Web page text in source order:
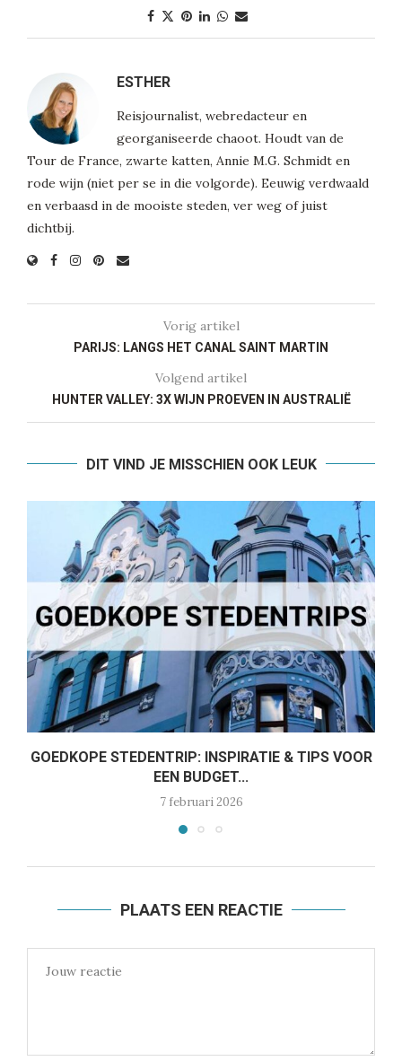
ESTHER
Reisjournalist, webredacteur en
georganiseerde chaoot. Houdt van de
Tour de France, zwarte katten, Annie M.G. Schmidt en
rode wijn (niet per se in die volgorde). Eeuwig verdwaald
en verbaasd in de mooiste steden, ver weg of juist
dichtbij.
Vorig artikel
PARIJS: LANGS HET CANAL SAINT MARTIN
Volgend artikel
HUNTER VALLEY: 3X WIJN PROEVEN IN AUSTRALIË
DIT VIND JE MISSCHIEN OOK LEUK
GOEDKOPE STEDENTRIP: INSPIRATIE & TIPS VOOR
EEN BUDGET...
7 februari 2026
PLAATS EEN REACTIE